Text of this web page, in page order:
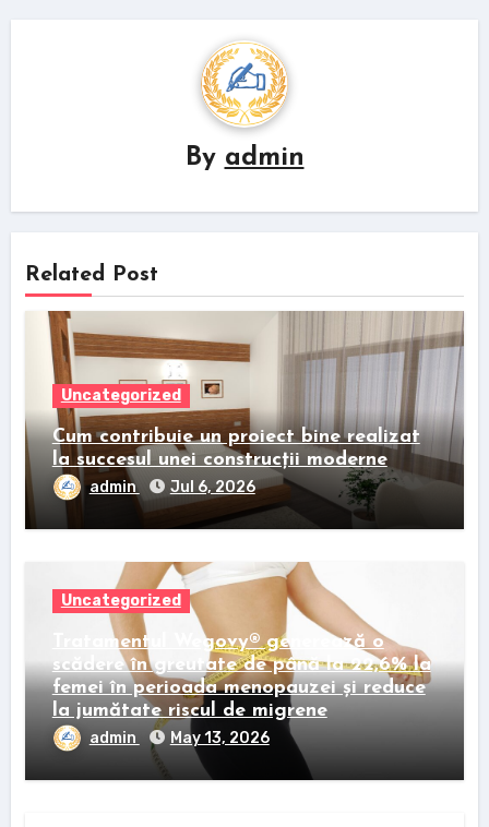
By admin
Related Post
Uncategorized
Cum contribuie un proiect bine realizat
la succesul unei construcții moderne
admin Jul 6, 2026
Uncategorized
Tratamentul Wegovy® generează o
scădere în greutate de până la 22,6% la
femei în perioada menopauzei și reduce
la jumătate riscul de migrene
admin May 13, 2026